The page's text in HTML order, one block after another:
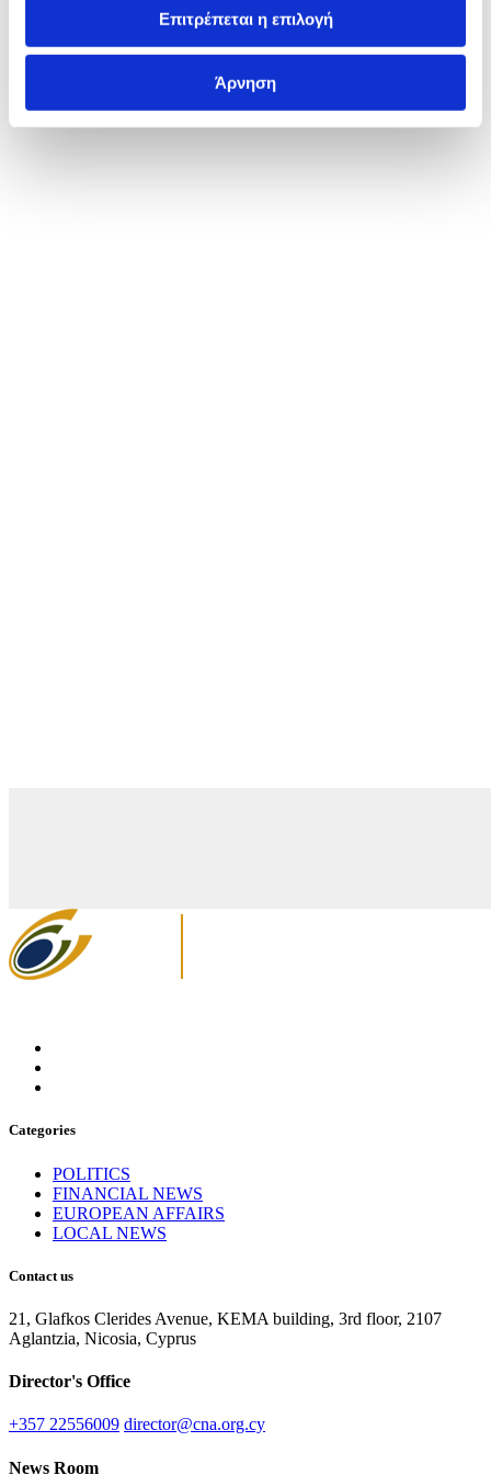
Επιτρέπεται η επιλογή
Άρνηση
Categories
POLITICS
FINANCIAL NEWS
EUROPEAN AFFAIRS
LOCAL NEWS
Contact us
21, Glafkos Clerides Avenue, KEMA building, 3rd floor, 2107
Aglantzia, Nicosia, Cyprus
Director's Office
+357 22556009 director@cna.org.cy
News Room